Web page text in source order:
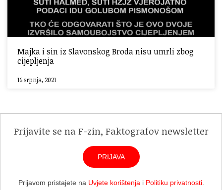
Majka i sin iz Slavonskog Broda nisu umrli zbog
cijepljenja
16 srpnja, 2021
Prijavite se na F-zin, Faktografov newsletter
PRIJAVA
Prijavom pristajete na Uvjete korištenja i Politiku privatnosti.